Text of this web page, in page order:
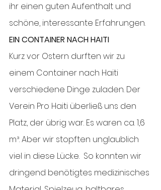
ihr einen guten Aufenthalt und
schöne, interessante Erfahrungen.
EIN CONTAINER NACH HAITI
Kurz vor Ostern durften wir zu
einem Container nach Haiti
verschiedene Dinge zuladen. Der
Verein Pro Haiti überließ uns den
Platz, der übrig war. Es waren ca. 1,6
m³. Aber wir stopften unglaublich
viel in diese Lücke.  So konnten wir
dringend benötigtes medizinisches